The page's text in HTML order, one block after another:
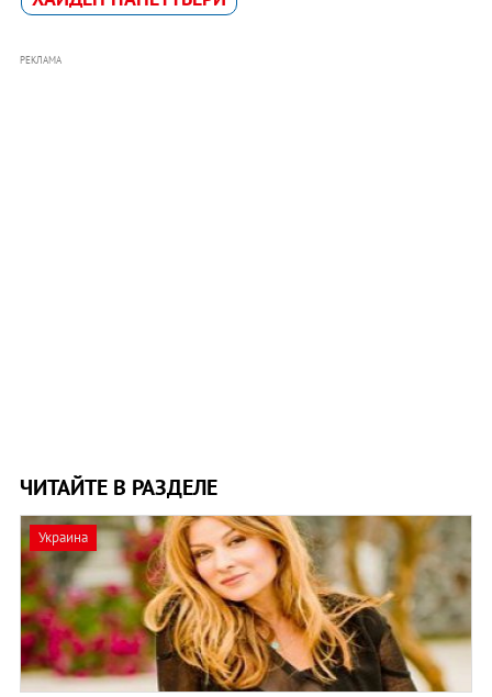
РЕКЛАМА
ЧИТАЙТЕ В РАЗДЕЛЕ
Украина